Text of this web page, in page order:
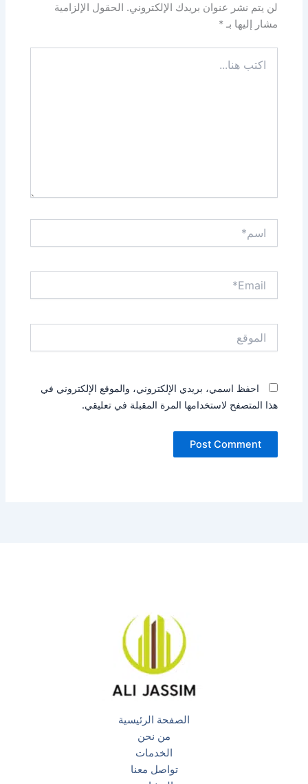
لن يتم نشر عنوان بريدك الإلكتروني. الحقول الإلزامية
مشار إليها بـ*
هنا...
احفظ اسمي، بريدي الإلكتروني، والموقع الإلكتروني في
هذا المتصفح لاستخدامها المرة المقبلة في تعليقي.
الصفحة الرئيسية
من نحن
الخدمات
تواصل معنا